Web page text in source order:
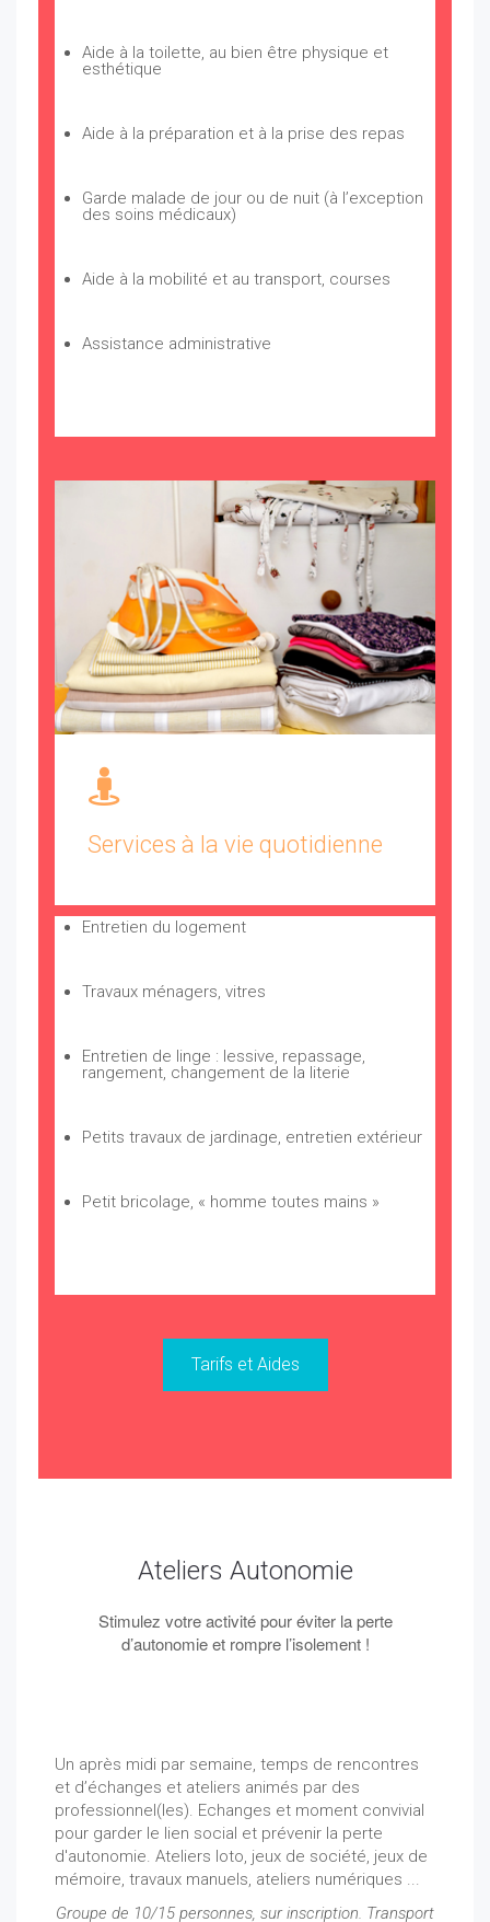
Aide à la toilette, au bien être physique et
esthétique
Aide à la préparation et à la prise des repas
Garde malade de jour ou de nuit (à l’exception
des soins médicaux)
Aide à la mobilité et au transport, courses
Assistance administrative
Services à la vie quotidienne
Entretien du logement
Travaux ménagers, vitres
Entretien de linge : lessive, repassage,
rangement, changement de la literie
Petits travaux de jardinage, entretien extérieur
Petit bricolage, « homme toutes mains »
Tarifs et Aides
Ateliers Autonomie
Stimulez votre activité pour éviter la perte
d’autonomie et rompre l’isolement !
Un après midi par semaine, temps de rencontres
et d’échanges et ateliers animés par des
professionnel(les). Echanges et moment convivial
pour garder le lien social et prévenir la perte
d'autonomie. Ateliers loto, jeux de société, jeux de
mémoire, travaux manuels, ateliers numériques ...
Groupe de 10/15 personnes, sur inscription. Transport